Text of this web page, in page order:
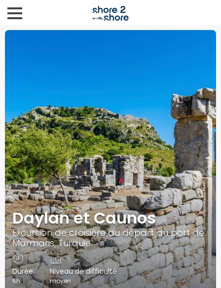
Daylan et Caunos
Excursion de croisière au départ du port de
Marmaris, Turquie
Durée
6h
Niveau de difficulté
moyen